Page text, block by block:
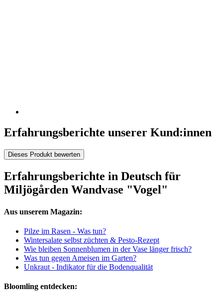
Erfahrungsberichte unserer Kund:innen
Dieses Produkt bewerten
Erfahrungsberichte in Deutsch für
Miljögården Wandvase "Vogel"
Aus unserem Magazin:
Pilze im Rasen - Was tun?
Wintersalate selbst züchten & Pesto-Rezept
Wie bleiben Sonnenblumen in der Vase länger frisch?
Was tun gegen Ameisen im Garten?
Unkraut - Indikator für die Bodenqualität
Bloomling entdecken: